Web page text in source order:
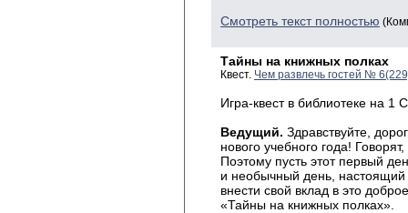
Смотреть текст полностью
Тайны на книжных полках
Квест. Чем развлечь гостей №
Игра-квест в библиотеке на 1
Ведущий. Здравствуйте,
нового учебного года!
Поэтому пусть этот первый
и необычный день,
внести свой вклад в это
«Тайны на книжных полках».